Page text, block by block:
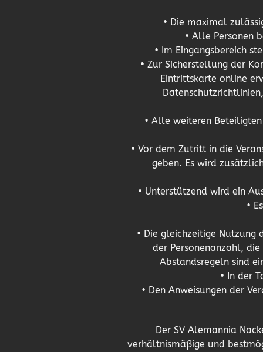
• Die maximal
• Alle Personen
• Im Eingangsbereich
• Zur Sicherstellung der
Eintrittskarte online
• Alle weiteren
• Vor dem Zutritt in die
geben. Es wird
• Unterstützend wird ein
•
• Die gleichzeitige Nutzung
der Personenanzahl,
Abstandsregeln sind
• In der
• Den Anweisungen der
Der SV Alemannia
verhältnismäßige und